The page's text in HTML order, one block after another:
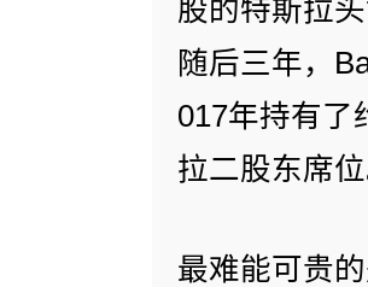
股的特斯拉
随后三年，
017年持有了
拉二股东席
最难能可贵